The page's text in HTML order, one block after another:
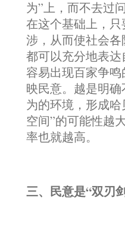
为”上，而不去过
在这个基础上，
涉，从而使社会
都可以充分地表
容易出现百家争
映民意。越是明
为的环境，形成
空间”的可能性越
率也就越高。
三、民意是“双刃